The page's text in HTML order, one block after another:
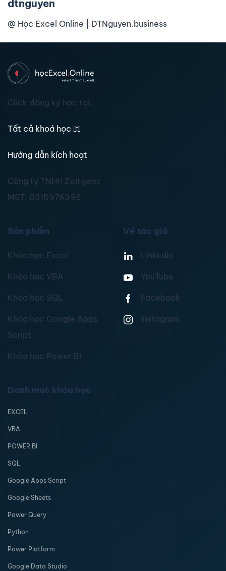
dtnguyen
@ Học Excel Online | DTNguyen.business
Click đăng ký học tại:
Tất cả khoá học 📖
Hướng dẫn kích hoạt
Công ty TNHH Zeitgeist
MST: 0315976395
Sản phẩm
Khóa học Excel
Khóa học VBA
Khóa học SQL
Khóa học Google Apps
Script
Khóa học Power BI
Về tác giả
Linkedin
YouTube
Facebook
Instagram
Danh mục khóa học
EXCEL
VBA
POWER BI
SQL
Google Apps Script
Google Sheets
Power Query
Python
Power Platform
Google Data Studio